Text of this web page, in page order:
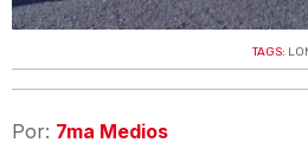
TAGS:
Por: 7ma Medios